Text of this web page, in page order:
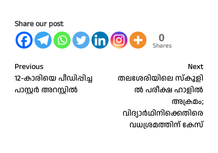
Share our post
0
Shares
Post
navigation
Previous
12-കാരിയെ പീഡിപ്പിച്ച
പാസ്റ്റര്‍ അറസ്റ്റില്‍
Next
തലശേരിയിലെ​ സ്കൂ​ളി​
ൽ പരീക്ഷ ഹാളിൽ
അക്രമം;
വിദ്യാർഥിനിക്കെതിരെ
വധശ്രമത്തിന് കേസ്